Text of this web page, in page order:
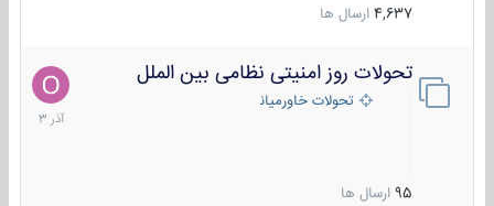
4,637 ارسال ها
تحولات روز امنیتی نظامی بین الملل
تحولات خاورمیانه
95 ارسال ها
21
آذر
1403